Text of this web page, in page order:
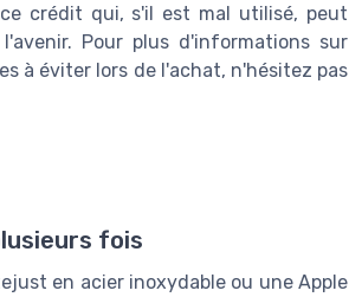
crédit qui, s'il est mal utilisé, peut
Pour plus d'informations sur
à éviter lors de l'achat, n'hésitez pas
fois
en acier inoxydable ou une Apple